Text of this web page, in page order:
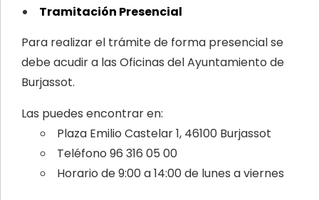
Tramitación Presencial
Para realizar el trámite de forma presencial se
debe acudir a las Oficinas del Ayuntamiento de
Burjassot.
Las puedes encontrar en:
Plaza Emilio Castelar 1, 46100 Burjassot
Teléfono 96 316 05 00
Horario de 9:00 a 14:00 de lunes a viernes